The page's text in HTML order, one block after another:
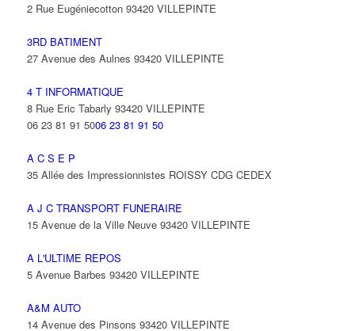
2 Rue Eugéniecotton 93420 VILLEPINTE
3RD BATIMENT
27 Avenue des Aulnes 93420 VILLEPINTE
4 T INFORMATIQUE
8 Rue Eric Tabarly 93420 VILLEPINTE
06 23 81 91 5006 23 81 91 50
A C S E P
35 Allée des Impressionnistes ROISSY CDG CEDEX
A J C TRANSPORT FUNERAIRE
15 Avenue de la Ville Neuve 93420 VILLEPINTE
A L'ULTIME REPOS
5 Avenue Barbes 93420 VILLEPINTE
A&M AUTO
14 Avenue des Pinsons 93420 VILLEPINTE